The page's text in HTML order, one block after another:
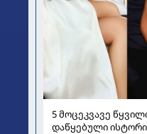
5 მოცეკვავე
დაწყებული